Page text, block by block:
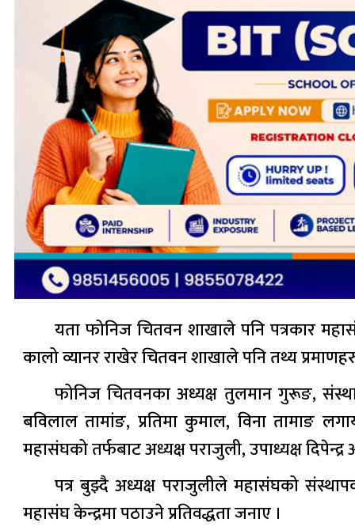
यता फोनिज चितवन शाखाले पनि पत्रकार
कालो व्यानर राखेर चितवन शाखाले पनि तथ्य
फोनिज चितवनका अध्यक्ष तुलमान गुरूङ,
बविलाल तामांङ, प्रतिमा कुमाल, विना तामाङ
महासंघको तर्फबाट अध्यक्ष पराजुली, उपाध्यक्ष
पत्र बुझ्दै अध्यक्ष पराजुलीले महासंघको
महासंघ केन्द्रमा पठाउने प्रतिवद्धता जनाए ।